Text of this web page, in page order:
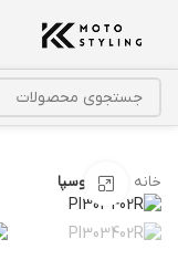
خانه آینه وسپابزرگنمایی